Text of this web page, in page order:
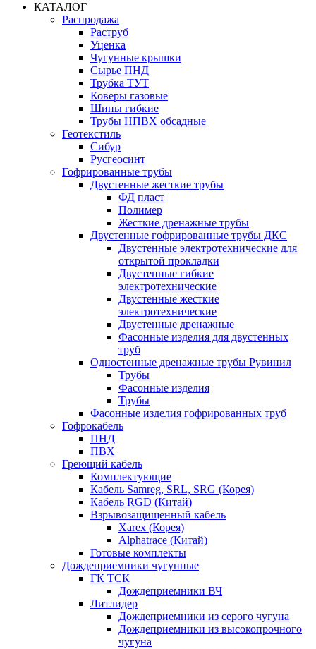
КАТАЛОГ
Распродажа
Раструб
Уценка
Чугунные крышки
Сырье ПНД
Трубка ТУТ
Коверы газовые
Шины гибкие
Трубы НПВХ обсадные
Геотекстиль
Сибур
Русгеосинт
Гофрированные трубы
Двустенные жесткие трубы
ФД пласт
Полимер
Жесткие дренажные трубы
Двустенные гофрированные трубы ДКС
Двустенные электротехнические для
открытой прокладки
Двустенные гибкие
электротехнические
Двустенные жесткие
электротехнические
Двустенные дренажные
Фасонные изделия для двустенных
труб
Одностенные дренажные трубы Рувинил
Трубы
Фасонные изделия
Трубы
Фасонные изделия гофрированных труб
Гофрокабель
ПНД
ПВХ
Греющий кабель
Комплектующие
Кабель Samreg, SRL, SRG (Корея)
Кабель RGD (Китай)
Взрывозащищенный кабель
Xarex (Корея)
Alphatrace (Китай)
Готовые комплекты
Дождеприемники чугунные
ГК ТСК
Дождеприемники ВЧ
Литлидер
Дождеприемники из серого чугуна
Дождеприемники из высокопрочного
чугуна